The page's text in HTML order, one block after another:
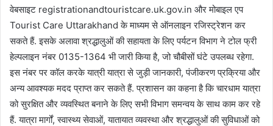
वेबसाइट registrationandtouristcare.uk.gov.in और मोबाइल एप
Tourist Care Uttarakhand के माध्यम से ऑनलाइन रजिस्ट्रेशन कर
सकते हैं. इसके अलावा श्रद्धालुओं की सहायता के लिए पर्यटन विभाग ने टोल फ्री
हेल्पलाइन नंबर 0135-1364 भी जारी किया है, जो चौबीसों घंटे उपलब्ध रहेगा.
इस नंबर पर कॉल करके यात्री यात्रा से जुड़ी जानकारी, पंजीकरण प्रक्रिया और
अन्य आवश्यक मदद प्राप्त कर सकते हैं. प्रशासन का कहना है कि चारधाम यात्रा
को सुरक्षित और व्यवस्थित बनाने के लिए सभी विभाग समन्वय के साथ काम कर रहे
हैं. यात्रा मार्गों, स्वास्थ्य सेवाओं, यातायात व्यवस्था और श्रद्धालुओं की सुविधाओं को